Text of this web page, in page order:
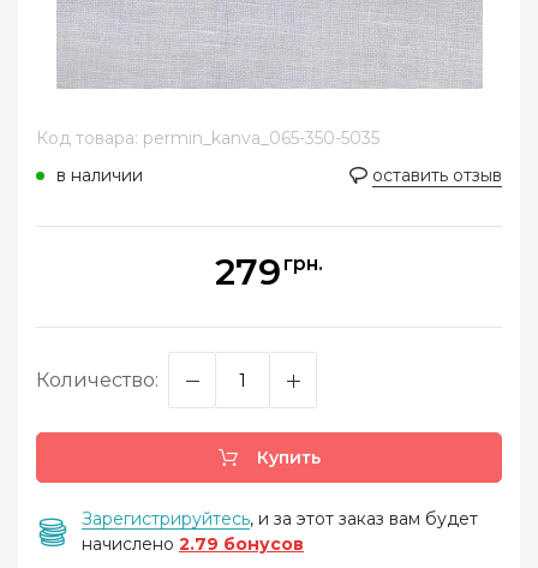
Код товара: permin_kanva_065-350-5035
в наличии
оставить отзыв
279 грн.
Количество:
Купить
Зарегистрируйтесь, и за этот заказ вам будет
начислено 2.79 бонусов